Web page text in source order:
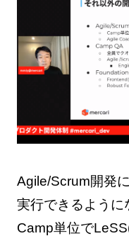
Agile/Scrum開発
実行できるように
Camp単位で